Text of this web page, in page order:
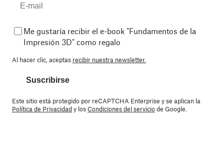
Me gustaría recibir el e-book "Fundamentos de la
Impresión 3D" como regalo
Al hacer clic, aceptas recibir nuestra newsletter.
Suscribirse
Este sitio está protegido por reCAPTCHA Enterprise y se aplican la
Política de Privacidady losCondiciones del serviciode Google.